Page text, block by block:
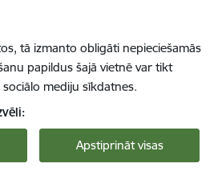
tā izmanto obligāti nepieciešamās
papildus šajā vietnē var tikt
mediju sīkdatnes.
Apstiprināt visas